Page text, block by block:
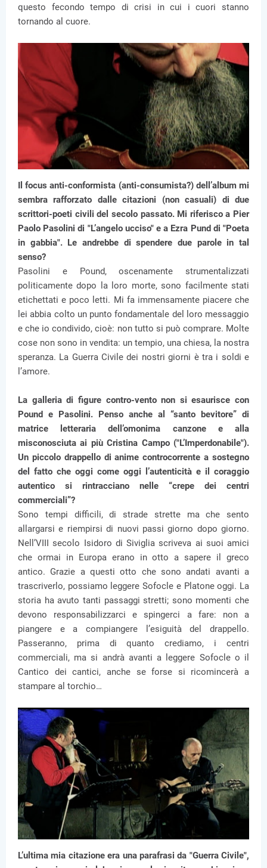
questo fecondo tempo di crisi in cui i cuori stanno
tornando al cuore.
Il focus anti-conformista (anti-consumista?) dell’album mi
sembra rafforzato dalle citazioni (non casuali) di due
scrittori-poeti civili del secolo passato. Mi riferisco a Pier
Paolo Pasolini di "L’angelo ucciso" e a Ezra Pund di "Poeta
in gabbia". Le andrebbe di spendere due parole in tal
senso?
Pasolini e Pound, oscenamente strumentalizzati
politicamente dopo la loro morte, sono facilmente stati
etichettati e poco letti. Mi fa immensamente piacere che
lei abbia colto un punto fondamentale del loro messaggio
e che io condivido, cioè: non tutto si può comprare. Molte
cose non sono in vendita: un tempio, una chiesa, la nostra
speranza. La Guerra Civile dei nostri giorni è tra i soldi e
l’amore.
La galleria di figure contro-vento non si esaurisce con
Pound e Pasolini. Penso anche al “santo bevitore” di
matrice letteraria dell’omonima canzone e alla
misconosciuta ai più Cristina Campo ("L’Imperdonabile").
Un piccolo drappello di anime controcorrente a sostegno
del fatto che oggi come oggi l’autenticità e il coraggio
autentico si rintracciano nelle “crepe dei centri
commerciali”?
Sono tempi difficili, di strade strette ma che sento
allargarsi e riempirsi di nuovi passi giorno dopo giorno.
Nell’VIII secolo Isidoro di Siviglia scriveva ai suoi amici
che ormai in Europa erano in otto a sapere il greco
antico. Grazie a questi otto che sono andati avanti a
trascriverlo, possiamo leggere Sofocle e Platone oggi. La
storia ha avuto tanti passaggi stretti; sono momenti che
devono responsabilizzarci e spingerci a fare: non a
piangere e a compiangere l’esiguità del drappello.
Passeranno, prima di quanto crediamo, i centri
commerciali, ma si andrà avanti a leggere Sofocle o il
Cantico dei cantici, anche se forse si ricomincerà a
stampare al torchio…
L’ultima mia citazione era una parafrasi da "Guerra Civile",